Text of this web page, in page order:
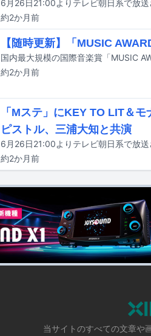
約2か月前
【随時更新】「MUSIC
約2か月前
「Mステ」にKEY TO LIT＆
ピストル、三浦大知と共演
約2か月前
当サイトのすべての文章や